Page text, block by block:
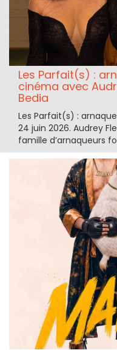
Les Parfait(s) :
cinéma avec
Bedia
Les Parfait(s) :
24 juin 2026. Audrey
famille d’arnaqueurs